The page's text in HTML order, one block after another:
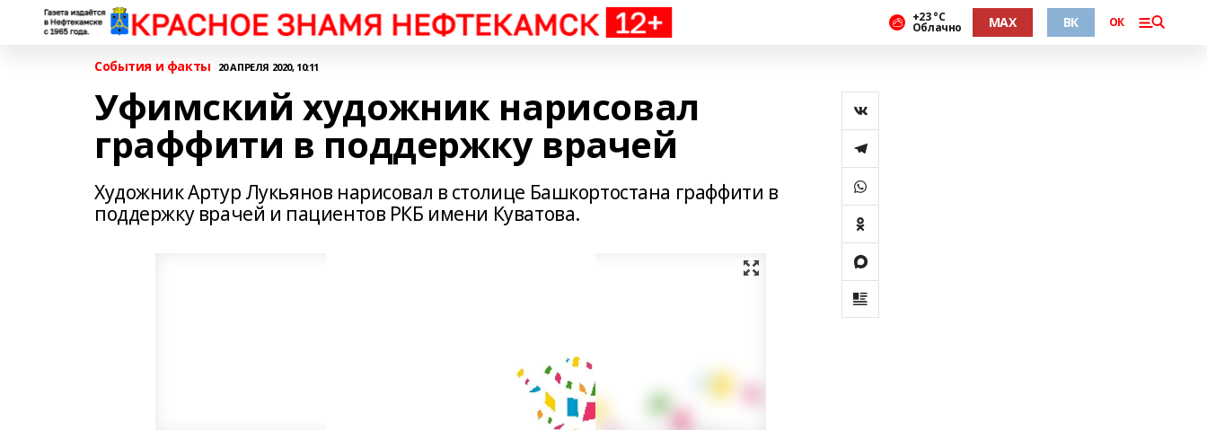
+23 °С
Облачно MAX ВК ОК
События и факты 20 АПРЕЛЯ 2020, 10:11
Уфимский художник нарисовал
граффити в поддержку врачей
Художник Артур Лукьянов нарисовал в столице Башкортостана граффити в
поддержку врачей и пациентов РКБ имени Куватова.